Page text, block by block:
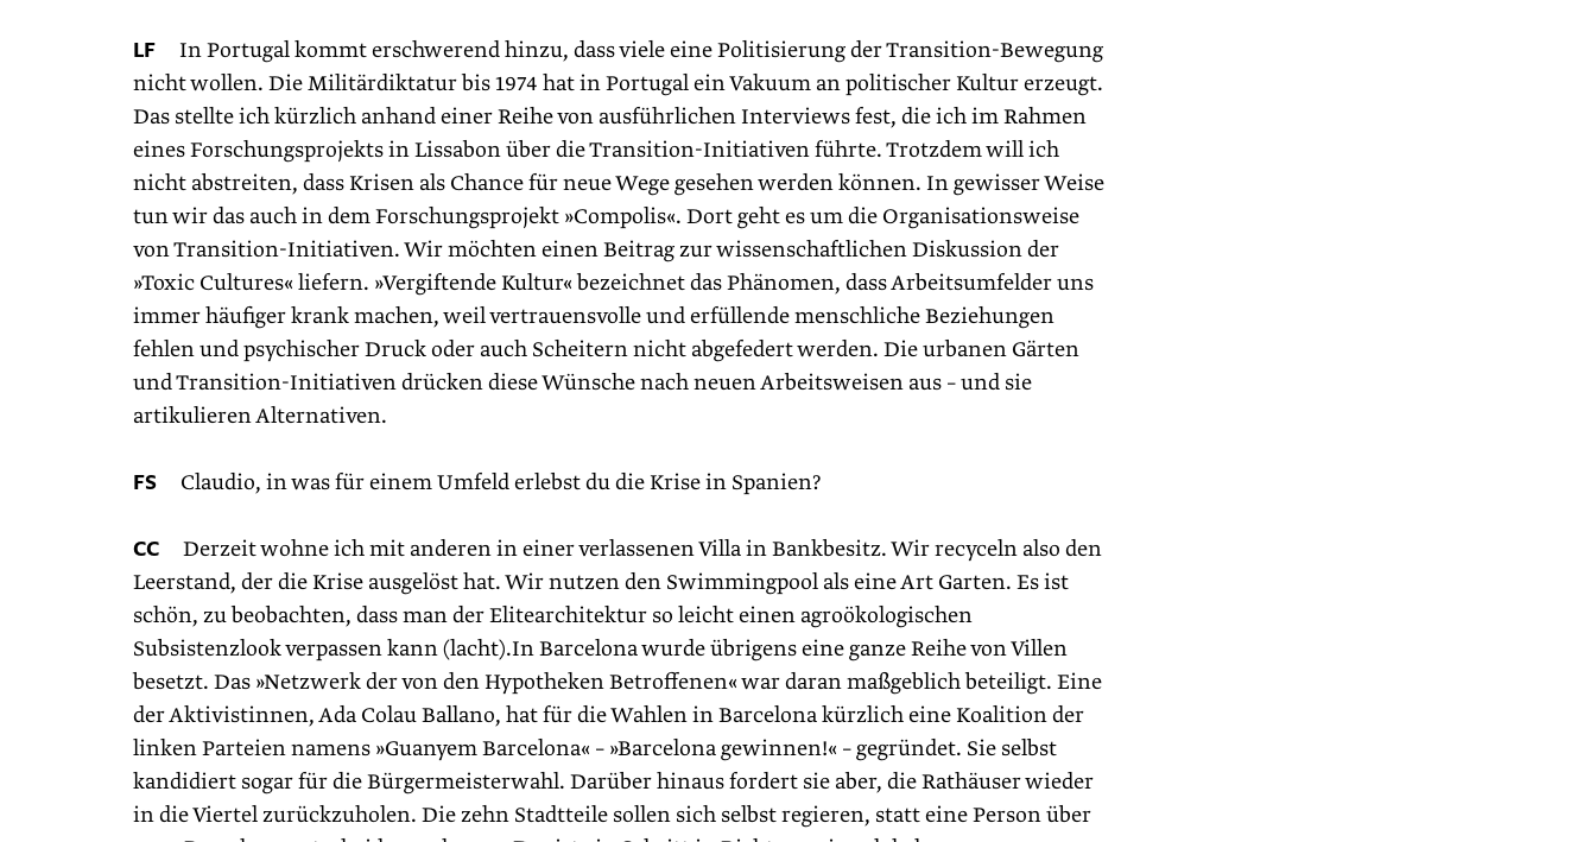
LF In Portugal kommt erschwerend hinzu, dass viele eine Politisierung der Transition-Bewegung
nicht wollen. Die Militärdiktatur bis 1974 hat in Portugal ein Vakuum an politischer Kultur erzeugt.
Das stellte ich kürzlich anhand einer Reihe von ausführlichen Interviews fest, die ich im Rahmen
eines Forschungsprojekts in Lissabon über die Transition-Initiativen führte. Trotzdem will ich
nicht abstreiten, dass Krisen als Chance für neue Wege gesehen werden können. In gewisser Weise
tun wir das auch in dem Forschungsprojekt »Compolis«. Dort geht es um die Organisationsweise
von Transition-Initiativen. Wir möchten einen Beitrag zur wissenschaftlichen Diskussion der
»Toxic Cultures« liefern. »Vergiftende Kultur« bezeichnet das Phänomen, dass Arbeitsumfelder uns
immer häufiger krank machen, weil vertrauensvolle und erfüllende menschliche Beziehungen
fehlen und psychischer Druck oder auch Scheitern nicht abgefedert werden. Die urbanen Gärten
und Transition-Initiativen drücken diese Wünsche nach neuen Arbeitsweisen aus – und sie
artikulieren Alternativen.
FS Claudio, in was für einem Umfeld erlebst du die Krise in ­Spanien?
CC Derzeit wohne ich mit anderen in einer verlassenen Villa in Bankbesitz. Wir recyceln also den
Leerstand, der die Krise ausgelöst hat. Wir nutzen den Swimmingpool als eine Art Garten. Es ist
schön, zu beobachten, dass man der Elitearchitektur so leicht einen agroökologischen
Subsistenzlook verpassen kann (lacht).In Barcelona wurde übrigens eine ganze Reihe von Villen
besetzt. Das »Netzwerk der von den Hypotheken Betroffenen« war daran maßgeblich beteiligt. Eine
der Aktivistinnen, Ada Colau Ballano, hat für die Wahlen in Barcelona kürzlich eine Koalition der
linken Parteien namens »Guanyem Barcelona« – »Barcelona gewinnen!« – gegründet. Sie selbst
kandidiert sogar für die Bürgermeisterwahl. Darüber hinaus fordert sie aber, die Rathäuser wieder
in die Viertel zurückzuholen. Die zehn Stadtteile sollen sich selbst regieren, statt eine Person über